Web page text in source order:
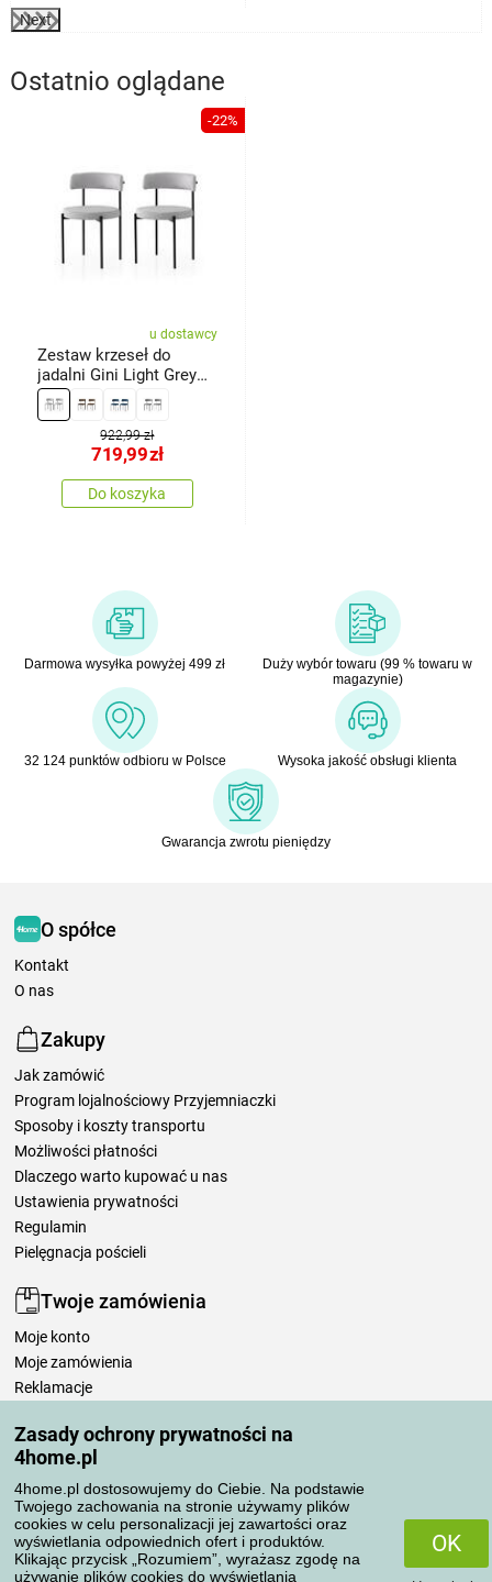
Zasady ochrony prywatności na
4home.pl
4home.pl dostosowujemy do Ciebie. Na podstawie
Twojego zachowania na stronie używamy plików
cookies w celu personalizacji jej zawartości oraz
wyświetlania odpowiednich ofert i produktów.
Klikając przycisk „Rozumiem”, wyrażasz zgodę na
używanie plików cookies do wyświetlania
OK
Next
Ostatnio oglądane
-22%
u dostawcy
Zestaw krzeseł do
jadalni Gini Light Grey
and Black, 2 szt.
922,99 zł
719,99zł
Do koszyka
Darmowa wysyłka powyżej 499 zł
Duży wybór towaru (99 % towaru w
magazynie)
32 124 punktów odbioru w Polsce Wysoka jakość obsługi klienta
Gwarancja zwrotu pieniędzy
O spółce
Kontakt
O nas
Zakupy
Jak zamówić
Program lojalnościowy Przyjemniaczki
Sposoby i koszty transportu
Możliwości płatności
Dlaczego warto kupować u nas
Ustawienia prywatności
Regulamin
Pielęgnacja pościeli
Twoje zamówienia
Moje konto
Moje zamówienia
Reklamacje
Zasady przetwarzania recenzji
Sposoby transportu
Metody płatności